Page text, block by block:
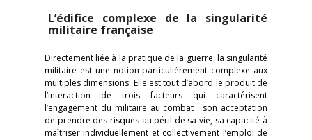
L’édifice complexe de la singularité
militaire française
Directement liée à la pratique de la guerre, la singularité
militaire est une notion particulièrement complexe aux
multiples dimensions. Elle est tout d’abord le produit de
l’interaction de trois facteurs qui caractérisent
l’engagement du militaire au combat : son acceptation
de prendre des risques au péril de sa vie, sa capacité à
maîtriser individuellement et collectivement l’emploi de